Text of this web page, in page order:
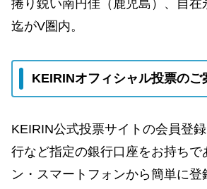
捲り鋭い南円佳（鹿児島）、自在
迄がV圏内。
KEIRINオフィシャル投票のご
KEIRIN公式投票サイトの会員登
行など指定の銀行口座をお持ちで
ン・スマートフォンから簡単に登